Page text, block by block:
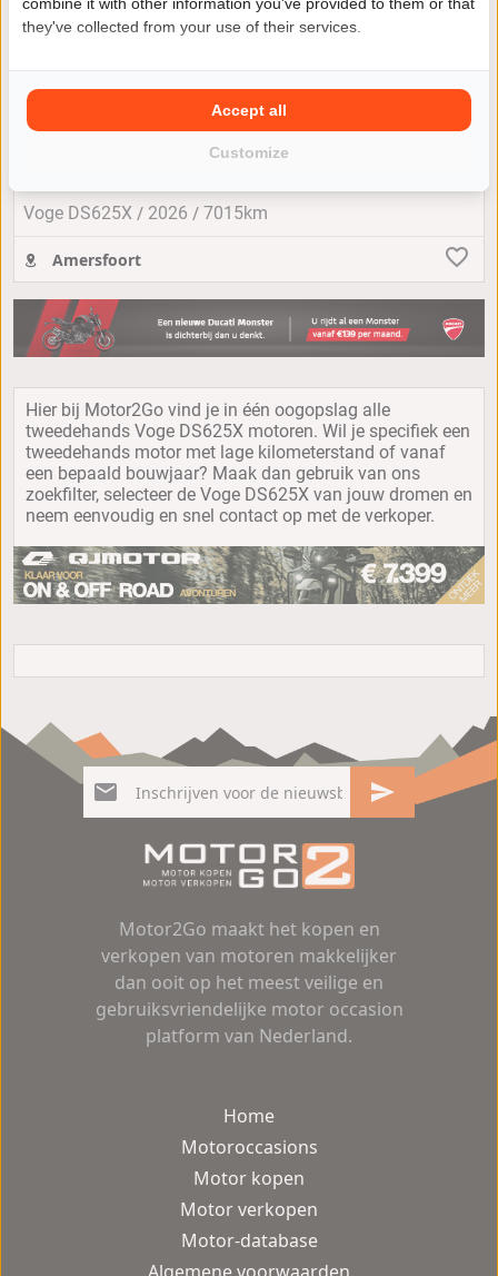
Voge DS625X
Voge DS625X / 2026 / 7015km
Amersfoort
Hier bij Motor2Go vind je in één oogopslag alle
tweedehands Voge DS625X motoren. Wil je specifiek een
tweedehands motor met lage kilometerstand of vanaf
een bepaald bouwjaar? Maak dan gebruik van ons
zoekfilter, selecteer de Voge DS625X van jouw dromen en
neem eenvoudig en snel contact op met de verkoper.
Motor2Go maakt het kopen en
verkopen van motoren makkelijker
dan ooit op het meest veilige en
gebruiksvriendelijke motor occasion
platform van Nederland.
Home
Motoroccasions
Motor kopen
Motor verkopen
Motor-database
they've collected from your use of their services.
Customize
Accept all